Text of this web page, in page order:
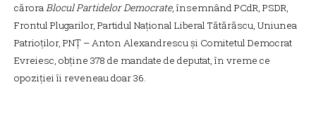
căroraBlocul Partidelor Democrate, însemnând PCdR, PSDR,
Frontul Plugarilor, Partidul Național Liberal Tătărăscu, Uniunea
Patrioților, PNȚ – Anton Alexandrescu și Comitetul Democrat
Evreiesc, obține 378 de mandate de deputat, în vreme ce
opoziției îi reveneau doar 36.